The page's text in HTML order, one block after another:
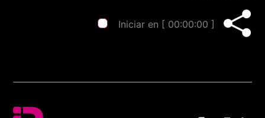
Iniciar en [ 00:00:00 ]